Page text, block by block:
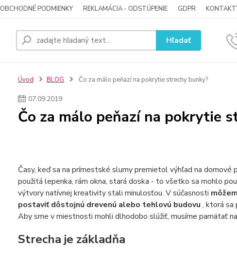
OBCHODNÉ PODMIENKY REKLAMÁCIA - ODSTÚPENIE GDPR
Hľadať
Úvod BLOG Čo za málo peňazí na pokrytie strechy bunky?
07.09.2019
Čo za málo peňazí na pokrytie
Časy, keď sa na prímestské slumy premietol výhľad na
použitá lepenka, rám okna, stará doska - to všetko sa mohlo
výtvory natívnej kreativity stali minulosťou. V súčasnosti
postaviť dôstojnú drevenú alebo tehlovú budovu , ktorá sa
Aby sme v miestnosti mohli dlhodobo slúžiť, musíme pamätať
Strecha je základňa